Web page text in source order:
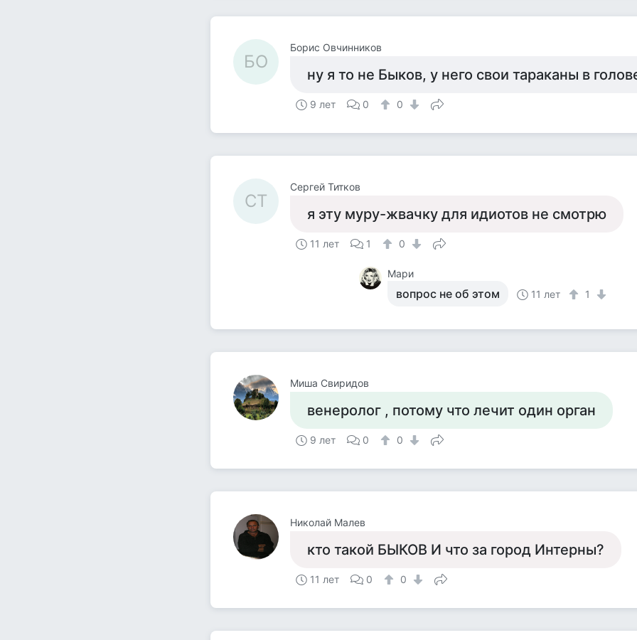
БО
Борис Овчинников
ну я то не Быков, у него свои тараканы в
9 лет 0 0
СТ
Сергей Титков
я эту муру-жвачку для идиотов не смотрю
11 лет 1 0
Мари
вопрос не об этом 11 лет 1
Миша Свиридов
венеролог , потому что лечит один орган
9 лет 0 0
Николай Малев
кто такой БЫКОВ И что за город Интерны?
11 лет 0 0